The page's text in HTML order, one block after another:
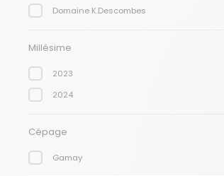
Domaine K.Descombes
Millésime
2023
2024
Cépage
Gamay